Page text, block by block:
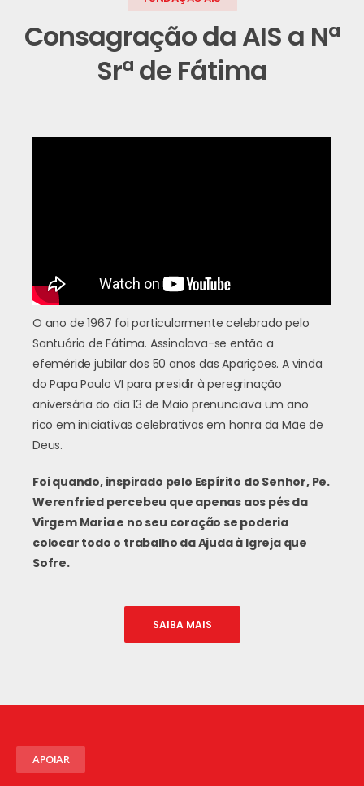
Consagração da AIS a Nª
Srª de Fátima
O ano de 1967 foi particularmente celebrado pelo
Santuário de Fátima. Assinalava-se então a
efeméride jubilar dos 50 anos das Aparições. A vinda
do Papa Paulo VI para presidir à peregrinação
aniversária do dia 13 de Maio prenunciava um ano
rico em iniciativas celebrativas em honra da Mãe de
Deus.
Foi quando, inspirado pelo Espírito do Senhor, Pe.
Werenfried percebeu que apenas aos pés da
Virgem Maria e no seu coração se poderia
colocar todo o trabalho da Ajuda à Igreja que
Sofre.
SAIBA MAIS
APOIAR